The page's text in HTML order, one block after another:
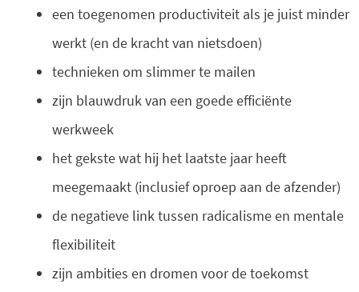
een toegenomen productiviteit als je juist minder
werkt (en de kracht van nietsdoen)
technieken om slimmer te mailen
zijn blauwdruk van een goede efficiënte
werkweek
het gekste wat hij het laatste jaar heeft
meegemaakt (inclusief oproep aan de afzender)
de negatieve link tussen radicalisme en mentale
flexibiliteit
zijn ambities en dromen voor de toekomst